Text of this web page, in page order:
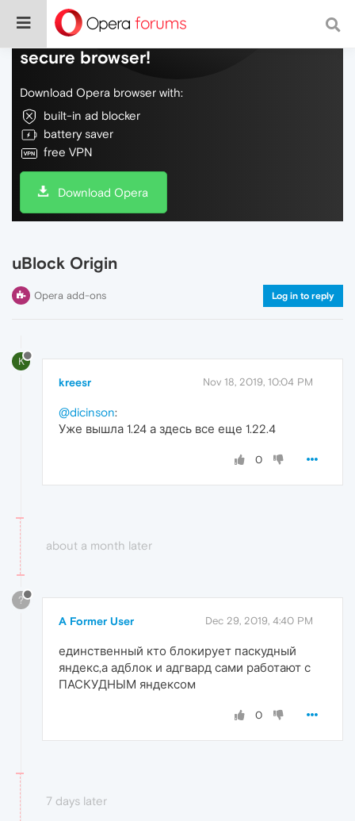
Do more on the web, with a fast and
secure browser!
Download Opera browser with:
built-in ad blocker
battery saver
free VPN
Download Opera
uBlock Origin
Opera add-ons Log in to reply
K
kreesr Nov 18, 2019, 10:04 PM
@dicinson:
Уже вышла 1.24 а здесь все еще 1.22.4
0
about a month later
?
A Former User Dec 29, 2019, 4:40 PM
единственный кто блокирует паскудный
яндекс,а адблок и адгвард сами работают с
ПАСКУДНЫМ яндексом
0
7 days later